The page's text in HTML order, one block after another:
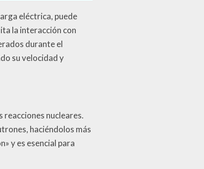
eléctrica, puede
la interacción con
durante el
su velocidad y
reacciones nucleares.
haciéndolos más
y es esencial para